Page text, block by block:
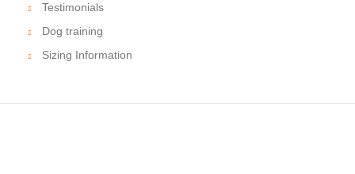
Testimonials
Dog training
Sizing Information